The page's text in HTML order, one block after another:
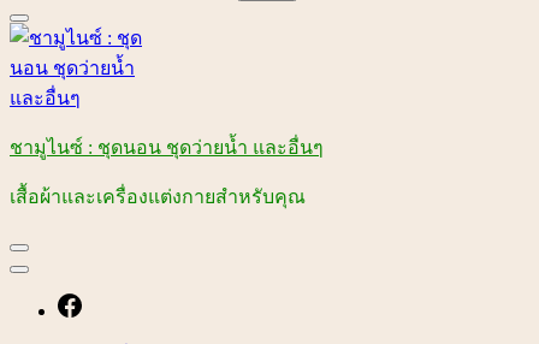
สำหรับ:
ชามูไนซ์ : ชุดนอน ชุดว่ายน้ำ และอื่นๆ
เสื้อผ้าและเครื่องแต่งกายสำหรับคุณ